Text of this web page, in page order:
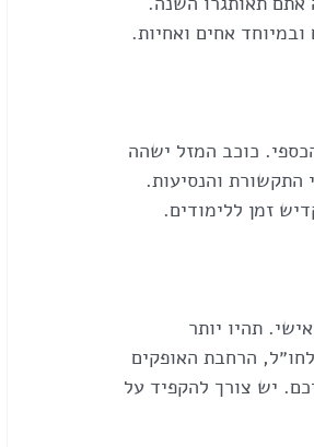
אחים ואחיות.
כוכב המזל ישהה
התקשורת והנסיעות.
זמן ללימודים.
תהיו יותר
הרחבת האופקים
יש צורך להקפיד על